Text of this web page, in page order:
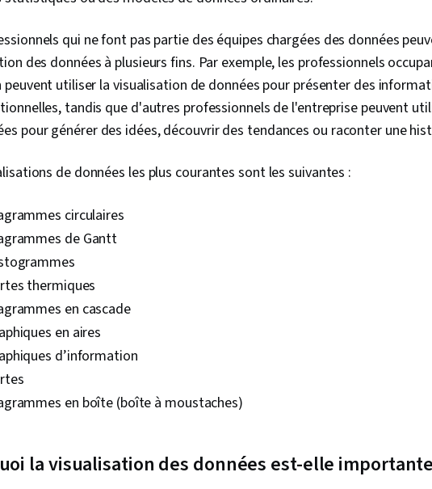
Intégrité des
l'échantillon,
Python,
(paquetage
Principes de
croisés
qui ne font pas partie des équipes chargées des données
des données à plusieurs fins. Par exemple, les professionnels
utiliser la visualisation de données pour présenter des
tandis que d'autres professionnels de l'entreprise peuvent
pour générer des idées, découvrir des tendances ou raconter une
de données les plus courantes sont les suivantes :
circulaires
de Gantt
thermiques
en cascade
en aires
d’information
en boîte (boîte à moustaches)
la visualisation des données est-elle